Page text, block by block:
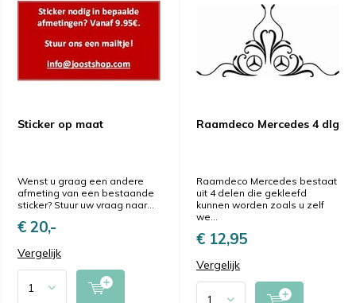
Sticker op maat
Wenst u graag een andere
afmeting van een bestaande
sticker? Stuur uw vraag naar...
€ 20,-
Vergelijk
Raamdeco Mercedes 4 dlg
Raamdeco Mercedes bestaat
uit 4 delen die gekleefd
kunnen worden zoals u zelf
we...
€ 12,95
Vergelijk